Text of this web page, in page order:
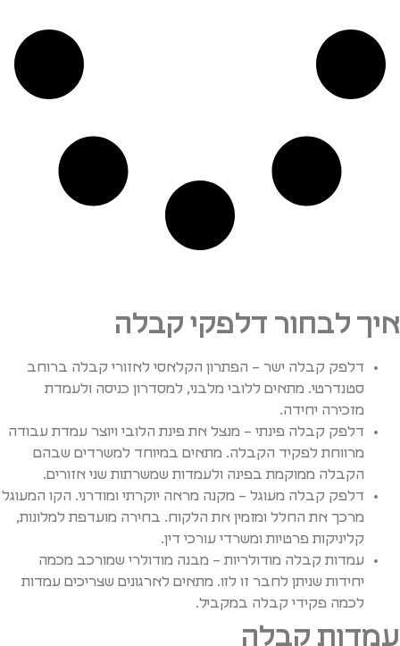
איך לבחור דלפקי קבלה
דלפק קבלה ישר – הפתרון הקלאסי לאזורי קבלה ברוחב
סטנדרטי. מתאים ללובי מלבני, למסדרון כניסה ולעמדת
מזכירה יחידה.
דלפק קבלה פינתי – מנצל את פינת הלובי ויוצר עמדת עבודה
מרווחת לפקיד הקבלה. מתאים במיוחד למשרדים שבהם
הקבלה ממוקמת בפינה ולעמדות שמשרתות שני אזורים.
דלפק קבלה מעוגל – מקנה מראה יוקרתי ומודרני. הקו המעוגל
מרכך את החלל ומזמין את הלקוח. בחירה מועדפת למלונות,
קליניקות פרטיות ומשרדי עורכי דין.
עמדות קבלה מודולריות – מבנה מודולרי שמורכב מכמה
יחידות שניתן לחבר זו לזו. מתאים לארגונים שצריכים עמדות
לכמה פקידי קבלה במקביל.
עמדות קבלה